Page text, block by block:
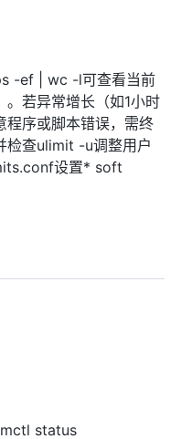
-ef | wc -l可查看当前
若异常增长（如1小时
程序或脚本错误，需终
检查ulimit -u调整用户
设置* soft
status